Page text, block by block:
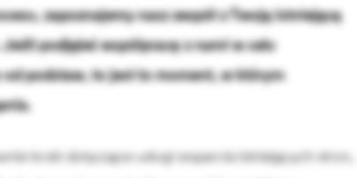
zapoznajemy nasz zespół z Twoją istniejącą
podjąłeś współpracę z nami w celu
podstaw, to jest to moment, w którym
kroki dotyczące usługi wsparcia istniejących stron,